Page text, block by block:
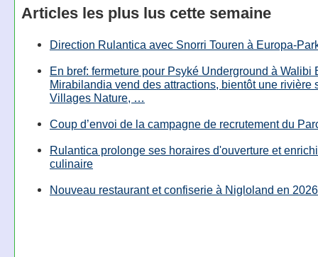
Articles les plus lus cette semaine
Direction Rulantica avec Snorri Touren à Europa-
En bref: fermeture pour Psyké Underground à Walibi
Mirabilandia vend des attractions, bientôt une rivière
Villages Nature, …
Coup d’envoi de la campagne de recrutement du
Rulantica prolonge ses horaires d'ouverture et
culinaire
Nouveau restaurant et confiserie à Nigloland en 2026